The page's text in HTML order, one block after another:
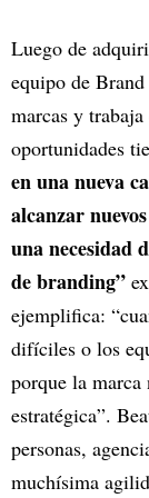
Luego de
equipo de Brand
marcas y
oportunidades
en una nueva
alcanzar
una necesidad
de branding”
ejemplifica:
difíciles o los
porque la
estratégica”.
personas,
muchísima